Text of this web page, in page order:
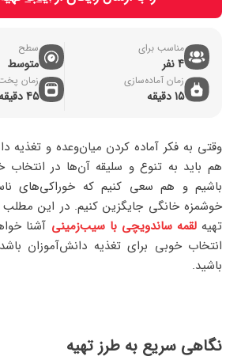
مناسب برای
4 نفر
سطح
متوسط
زمان آماده‌سازی
15 دقیقه
زمان
45 دقیقه
وقتی به فکر آماده کردن میان‌وعده و تغذیه
هم باید به تنوع و سلیقه آن‌ها در انتخاب
باشیم و هم سعی کنیم که خوراکی‌های
خوشمزه خانگی جایگزین کنیم. در این مطلب
تهیهلقمه ساندویچی با سیب‌زمینی آشنا
انتخاب خوبی برای تغذیه دانش‌آموزان
باشید.
نگاهی سریع به طرز تهیه